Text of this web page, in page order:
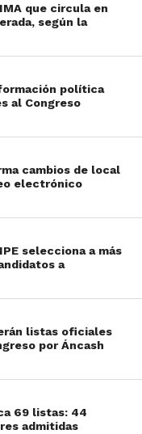
que circula en
según la
política
al Congreso
cambios de local
electrónico
selecciona a más
a
listas oficiales
por Áncash
69 listas: 44
admitidas